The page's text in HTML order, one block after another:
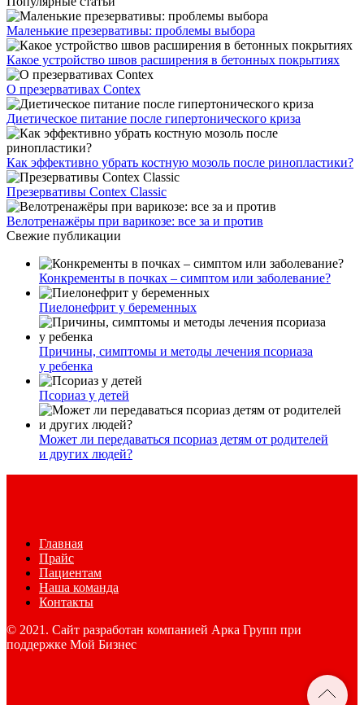
Маленькие презервативы: проблемы выбора
Какое устройство швов расширения в бетонных покрытиях
О презервативах Contex
Диетическое питание после гипертонического криза
Как эффективно убрать костную мозоль после ринопластики?
Презервативы Contex Classic
Велотренажёры при варикозе: все за и против
Свежие публикации
Конкременты в почках – симптом или заболевание?
Пиелонефрит у беременных
Причины, симптомы и методы лечения псориаза
у ребенка
Псориаз у детей
Может ли передаваться псориаз детям от родителей
и других людей?
Главная
Прайс
Пациентам
Наша команда
Контакты
© 2021. Сайт разработан компанией Арка Групп при
поддержке Мой Бизнес